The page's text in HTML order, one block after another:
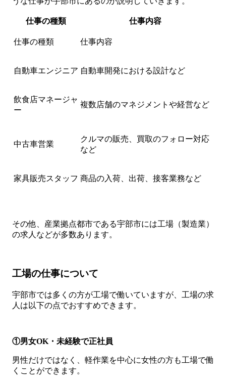
仕事の種類 仕事内容
仕事の種類 仕事内容
自動車エンジニア 自動車開発における設計など
飲食店マネージャ
ー
複数店舗のマネジメントや経営など
中古車営業
クルマの販売、買取のフォロー対応
など
家具販売スタッフ 商品の入荷、出荷、接客業務など
その他、産業拠点都市である宇部市には工場（製造業）
の求人などが多数あります。
工場の仕事について
宇部市では多くの方が工場で働いていますが、工場の求
人は以下の点でおすすめできます。
①男女OK・未経験で正社員
男性だけではなく、軽作業を中心に女性の方も工場で働
くことができます。